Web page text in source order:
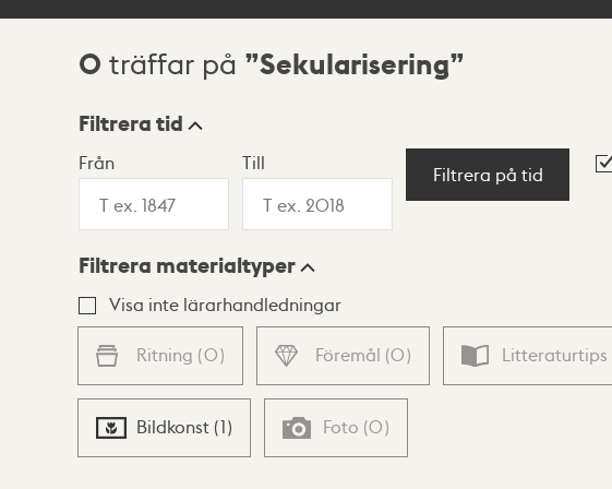
Sökresultat
0 träffar på Sekularisering
Visningsläge
Lista Karta
Filtrera tid
Från Till
Filtrera på tid
Filtrera materialtyper
Visa inte lärarhandledningar
Ritning (0) Föremål (0) Litteraturtips
Bildkonst (1) Foto (0)